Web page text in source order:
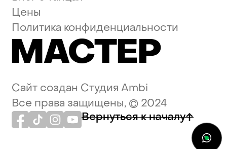
Цены
Политика конфиденциальности
МАСТЕР
Сайт создан Студия Ambi
Все права защищены, © 2024
Вернуться к началу